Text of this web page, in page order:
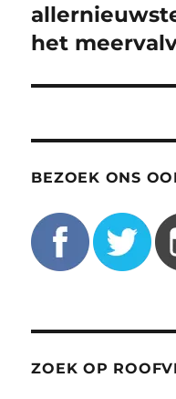
bericht:
het
BEZOEK ONS
ZOEK OP